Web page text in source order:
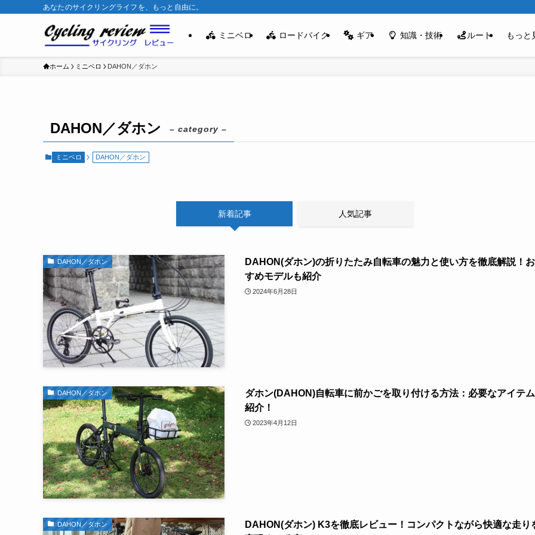
あなたのサイクリングライフを、もっと自由に。
ミニベロ ロードバイク ギア 知識・技術 ルート もっと
ホーム ミニベロ DAHON／ダホン
DAHON／ダホン – category –
ミニベロ DAHON／ダホン
新着記事 人気記事
DAHON／ダホン
DAHON(ダホン)の折りたたみ自転車の魅力と使い方を徹底解説！
すめモデルも紹介
2024年6月28日
DAHON／ダホン
ダホン(DAHON)自転車に前かごを取り付ける方法：必要なアイテ
紹介！
2023年4月12日
DAHON／ダホン
DAHON(ダホン) K3を徹底レビュー！コンパクトながら快適な走り